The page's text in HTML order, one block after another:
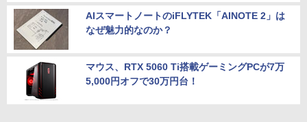
AIスマートノートのiFLYTEK「AINOTE 2」は
なぜ魅力的なのか？
マウス、RTX 5060 Ti搭載ゲーミングPCが7万
5,000円オフで30万円台！